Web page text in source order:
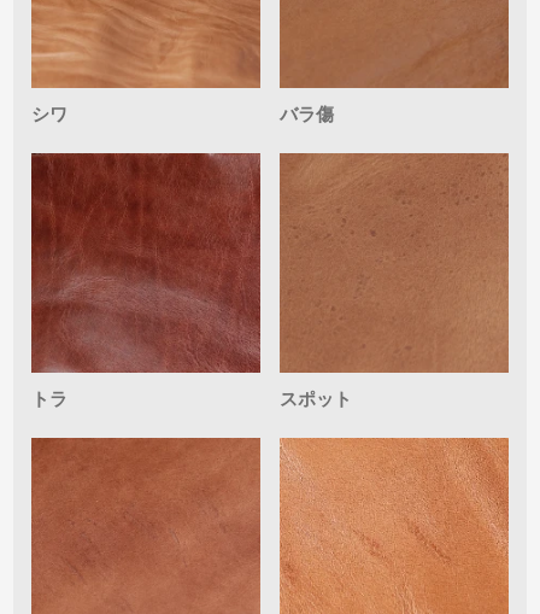
シワ バラ傷
トラ スポット